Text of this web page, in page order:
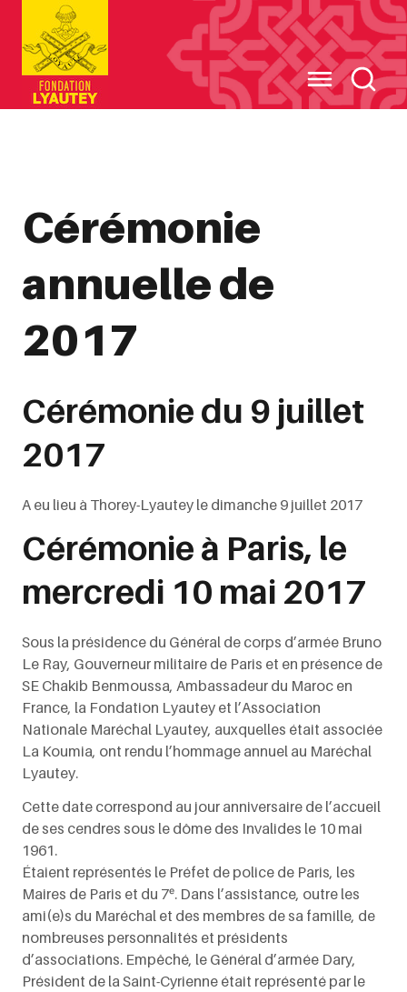
Cérémonie
annuelle de
2017
Cérémonie du 9 juillet
2017
A eu lieu à Thorey-Lyautey le dimanche 9 juillet 2017
Cérémonie à Paris, le
mercredi 10 mai 2017
Sous la présidence du Général de corps d’armée Bruno
Le Ray, Gouverneur militaire de Paris et en présence de
SE Chakib Benmoussa, Ambassadeur du Maroc en
France, la Fondation Lyautey et l’Association
Nationale Maréchal Lyautey, auxquelles était associée
La Koumia, ont rendu l’hommage annuel au Maréchal
Lyautey.
Cette date correspond au jour anniversaire de l’accueil
de ses cendres sous le dôme des Invalides le 10 mai
1961.
Étaient représentés le Préfet de police de Paris, les
Maires de Paris et du 7ᵉ. Dans l’assistance, outre les
ami(e)s du Maréchal et des membres de sa famille, de
nombreuses personnalités et présidents
d’associations. Empêché, le Général d’armée Dary,
Président de la Saint-Cyrienne était représenté par le
Cookies management panel